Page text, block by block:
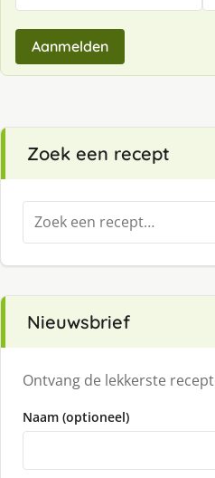
Aanmelden
Zoek een recept
Zoeken
naar:
Nieuwsbrief
Ontvang de lekkerste
Naam (optioneel)